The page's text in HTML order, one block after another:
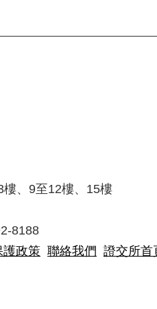
、9至12樓、15樓
8188
護政策 聯絡我們 證交所首